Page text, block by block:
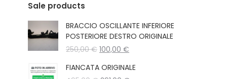
Sale products
BRACCIO OSCILLANTE INFERIORE
POSTERIORE DESTRO ORIGINALE
250,00€ Il
originale
100,00 €
attuale
FIANCATA ORIGINALE